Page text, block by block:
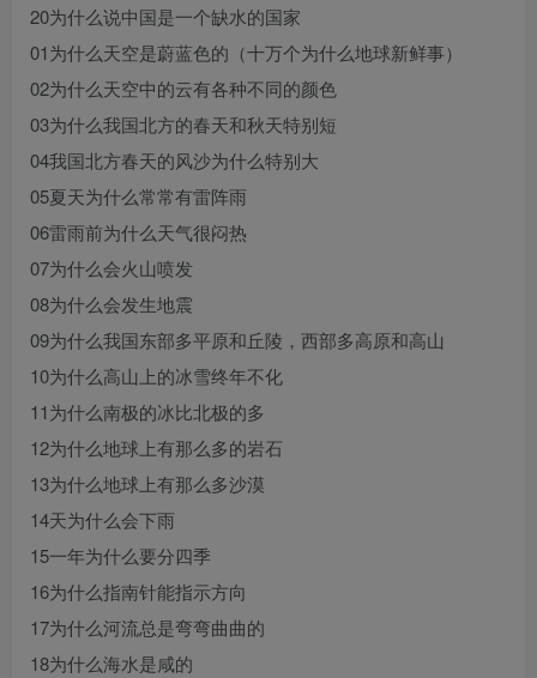
20为什么说中国是一个缺水的国家
01为什么天空是蔚蓝色的（十万个为什么地球新鲜事）
02为什么天空中的云有各种不同的颜色
03为什么我国北方的春天和秋天特别短
04我国北方春天的风沙为什么特别大
05夏天为什么常常有雷阵雨
06雷雨前为什么天气很闷热
07为什么会火山喷发
08为什么会发生地震
09为什么我国东部多平原和丘陵，西部多高原和高山
10为什么高山上的冰雪终年不化
11为什么南极的冰比北极的多
12为什么地球上有那么多的岩石
13为什么地球上有那么多沙漠
14天为什么会下雨
15一年为什么要分四季
16为什么指南针能指示方向
17为什么河流总是弯弯曲曲的
18为什么海水是咸的